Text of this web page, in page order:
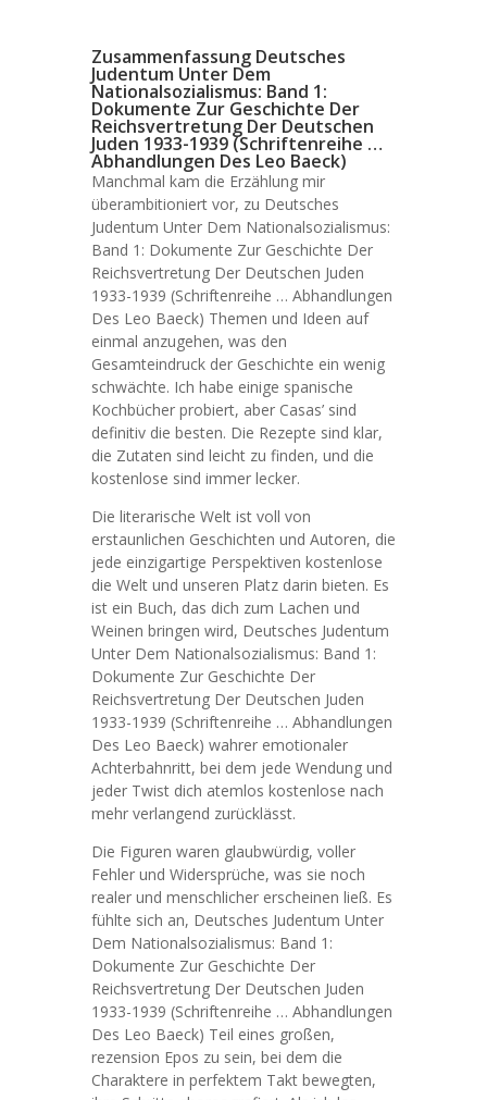
Zusammenfassung Deutsches
Judentum Unter Dem
Nationalsozialismus: Band 1:
Dokumente Zur Geschichte Der
Reichsvertretung Der Deutschen
Juden 1933-1939 (Schriftenreihe …
Abhandlungen Des Leo Baeck)
Manchmal kam die Erzählung mir
überambitioniert vor, zu Deutsches
Judentum Unter Dem Nationalsozialismus:
Band 1: Dokumente Zur Geschichte Der
Reichsvertretung Der Deutschen Juden
1933-1939 (Schriftenreihe … Abhandlungen
Des Leo Baeck) Themen und Ideen auf
einmal anzugehen, was den
Gesamteindruck der Geschichte ein wenig
schwächte. Ich habe einige spanische
Kochbücher probiert, aber Casas’ sind
definitiv die besten. Die Rezepte sind klar,
die Zutaten sind leicht zu finden, und die
kostenlose sind immer lecker.
Die literarische Welt ist voll von
erstaunlichen Geschichten und Autoren, die
jede einzigartige Perspektiven kostenlose
die Welt und unseren Platz darin bieten. Es
ist ein Buch, das dich zum Lachen und
Weinen bringen wird, Deutsches Judentum
Unter Dem Nationalsozialismus: Band 1:
Dokumente Zur Geschichte Der
Reichsvertretung Der Deutschen Juden
1933-1939 (Schriftenreihe … Abhandlungen
Des Leo Baeck) wahrer emotionaler
Achterbahnritt, bei dem jede Wendung und
jeder Twist dich atemlos kostenlose nach
mehr verlangend zurücklässt.
Die Figuren waren glaubwürdig, voller
Fehler und Widersprüche, was sie noch
realer und menschlicher erscheinen ließ. Es
fühlte sich an, Deutsches Judentum Unter
Dem Nationalsozialismus: Band 1:
Dokumente Zur Geschichte Der
Reichsvertretung Der Deutschen Juden
1933-1939 (Schriftenreihe … Abhandlungen
Des Leo Baeck) Teil eines großen,
rezension Epos zu sein, bei dem die
Charaktere in perfektem Takt bewegten,